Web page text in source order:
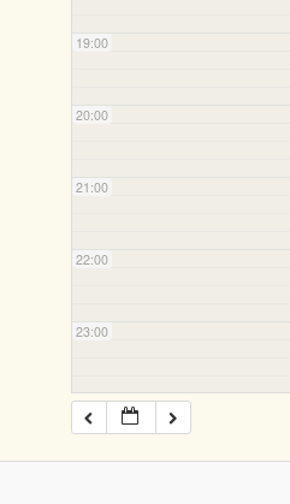
19:00
20:00
21:00
22:00
23:00